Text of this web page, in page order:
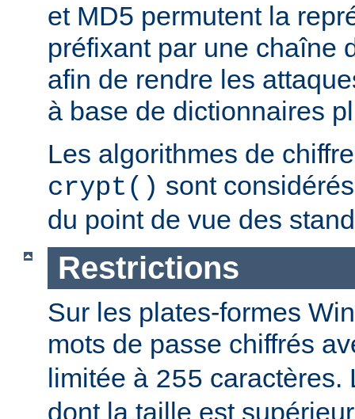
et MD5 permutent la
préfixant par une chaîne
afin de rendre les
à base de dictionnaires
Les algorithmes de
crypt() sont
du point de vue des
Restrictions
Sur les plates-formes
mots de passe chiffrés
limitée à 255 caractères.
dont la taille est